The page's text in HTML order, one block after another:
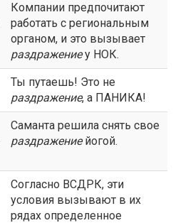
Компании предпочитают
работать с региональным
органом, и это вызывает
раздражениеу НОК.
Ты путаешь! Это не
раздражение, а ПАНИКА!
Саманта решила снять свое
раздражениейогой.
Согласно ВСДРК, эти
условия вызывают в их
рядах определенное